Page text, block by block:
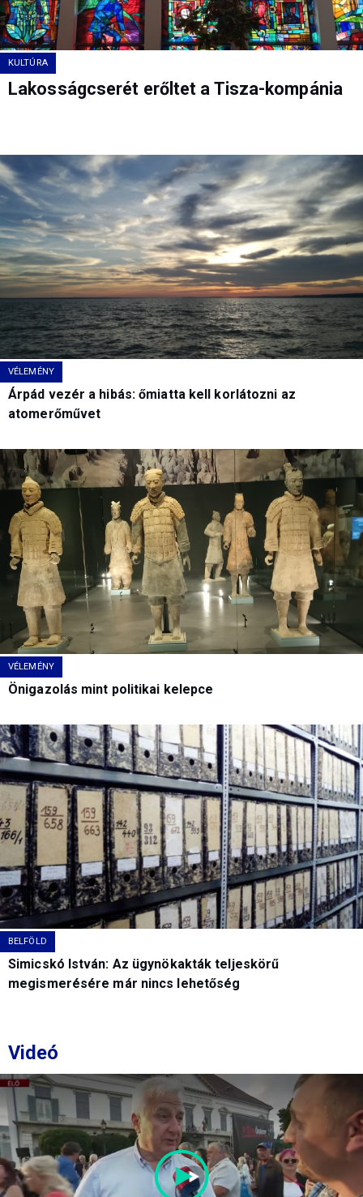
KULTÚRA
Lakosságcserét erőltet a Tisza-kompánia
VÉLEMÉNY
Árpád vezér a hibás: őmiatta kell korlátozni az
atomerőművet
VÉLEMÉNY
Önigazolás mint politikai kelepce
BELFÖLD
Simicskó István: Az ügynökakták teljeskörű
megismerésére már nincs lehetőség
Videó